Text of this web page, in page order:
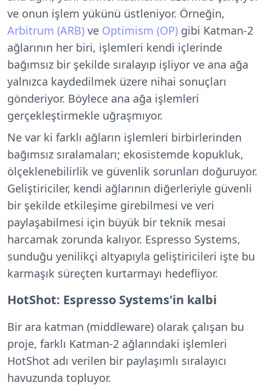
ve onun işlem yükünü üstleniyor. Örneğin,
Arbitrum (ARB) ve Optimism (OP) gibi Katman-2
ağlarının her biri, işlemleri kendi içlerinde
bağımsız bir şekilde sıralayıp işliyor ve ana ağa
yalnızca kaydedilmek üzere nihai sonuçları
gönderiyor. Böylece ana ağa işlemleri
gerçekleştirmekle uğraşmıyor.
Ne var ki farklı ağların işlemleri birbirlerinden
bağımsız sıralamaları; ekosistemde kopukluk,
ölçeklenebilirlik ve güvenlik sorunları doğuruyor.
Geliştiriciler, kendi ağlarının diğerleriyle güvenli
bir şekilde etkileşime girebilmesi ve veri
paylaşabilmesi için büyük bir teknik mesai
harcamak zorunda kalıyor. Espresso Systems,
sunduğu yenilikçi altyapıyla geliştiricileri işte bu
karmaşık süreçten kurtarmayı hedefliyor.
HotShot: Espresso Systems'in kalbi
Bir ara katman (middleware) olarak çalışan bu
proje, farklı Katman-2 ağlarındaki işlemleri
HotShot adı verilen bir paylaşımlı sıralayıcı
havuzunda topluyor.